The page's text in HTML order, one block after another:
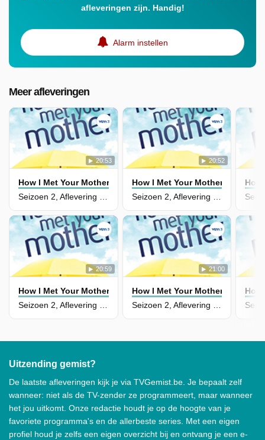
afleveringen zijn. Handig!
Alarm instellen
Meer afleveringen
20:53
How I Met Your Mother
Seizoen 2, Aflevering 11 - How Lily Stole Christmas
20:52
How I Met Your Mother
Seizoen 2, Aflevering 12 - First Time in New York
20:59
How I Met Your Mother
21:00
How I Met Your Mother
How
How
Uitzending gemist?
De laatste afleveringen kijk je via TVGemist.be. Je bepaalt zelf
wanneer: niet als de TV-zender ze programmeert, maar wanneer
het jou uitkomt. Onze redactie houdt je op de hoogte van je
favoriete programma's en de allerbeste series. Met een eigen
profiel houd je zelfs een eigen overzicht bij en ontvang je een e-